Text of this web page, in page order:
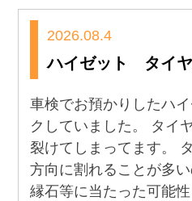
2026.08.4
ハイゼット タイ
車検でお預かりしたハ
クしていました。 タイ
裂けてしまってます。
方向に割れることが多
縁石等に当たった可能